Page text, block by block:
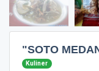
"SOTO
Kuliner